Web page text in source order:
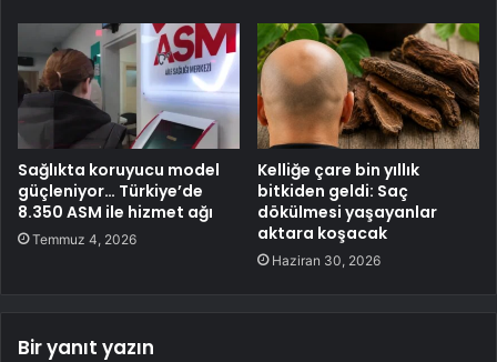
Sağlıkta koruyucu model
güçleniyor… Türkiye’de
8.350 ASM ile hizmet ağı
Temmuz 4, 2026
Kelliğe çare bin yıllık
bitkiden geldi: Saç
dökülmesi yaşayanlar
aktara koşacak
Haziran 30, 2026
Bir yanıt yazın